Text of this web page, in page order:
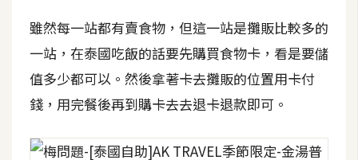
雖然每一站都有賣食物，但這一站是攤販比較多的
一站，在泰國吃飯的話要先購買食物卡，看是要儲
值多少都可以。然後拿著卡去攤販的位置用卡付
錢，用完餐後再到購卡去去退卡退款即可。